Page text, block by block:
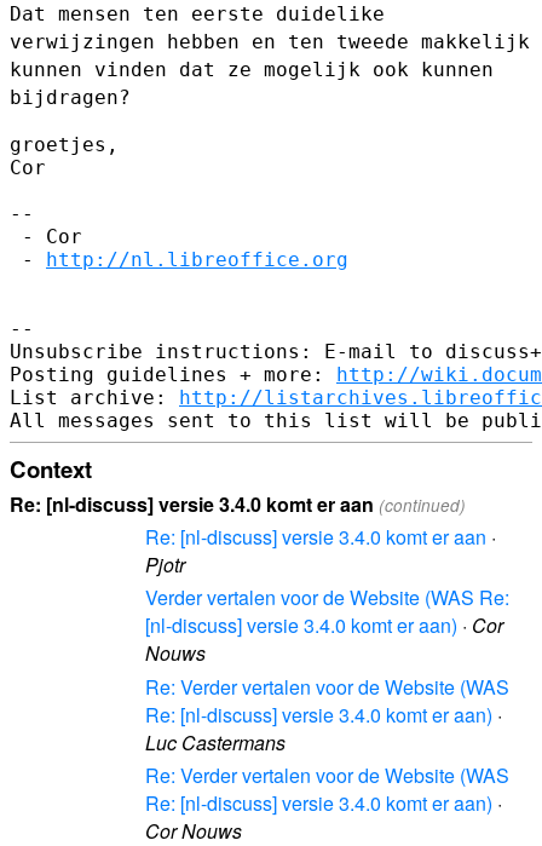
Dat mensen ten eerste duidelike
verwijzingen hebben en ten tweede makkelijk
kunnen vinden dat ze mogelijk ook kunnen
bijdragen?
groetjes,
Cor
--
- Cor
- http://nl.libreoffice.org
--
Unsubscribe instructions: E-mail to
Posting guidelines + more: http://
List archive: http://
Context
Re: [nl-discuss] versie 3.4.0 komt er aan (continued)
Re: [nl-discuss] versie 3.4.0 komt er aan ·
Pjotr
Verder vertalen voor de Website (WAS Re:
[nl-discuss] versie 3.4.0 komt er aan) · Cor
Nouws
Re: Verder vertalen voor de Website (WAS
Re: [nl-discuss] versie 3.4.0 komt er aan) ·
Luc Castermans
Re: Verder vertalen voor de Website (WAS
Re: [nl-discuss] versie 3.4.0 komt er aan) ·
Cor Nouws